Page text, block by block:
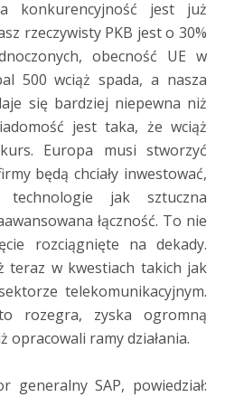
konkurencyjność jest już
rzeczywisty PKB jest o 30%
obecność UE w
500 wciąż spada, a nasza
się bardziej niepewna niż
jest taka, że wciąż
Europa musi stworzyć
będą chciały inwestować,
jak sztuczna
łączność. To nie
rozciągnięte na dekady.
teraz w kwestiach takich jak
telekomunikacyjnym.
rozegra, zyska ogromną
opracowali ramy działania.
generalny SAP, powiedział: